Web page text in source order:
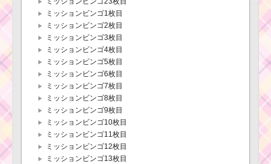
ミッションビンゴ1枚目
ミッションビンゴ2枚目
ミッションビンゴ3枚目
ミッションビンゴ4枚目
ミッションビンゴ5枚目
ミッションビンゴ6枚目
ミッションビンゴ7枚目
ミッションビンゴ8枚目
ミッションビンゴ9枚目
ミッションビンゴ10枚目
ミッションビンゴ11枚目
ミッションビンゴ12枚目
ミッションビンゴ13枚目